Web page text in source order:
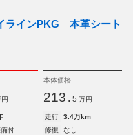
ラインPKG 本革シート
円
本体価格
213. 5 万円
走行
3.4万km
付 修復
なし